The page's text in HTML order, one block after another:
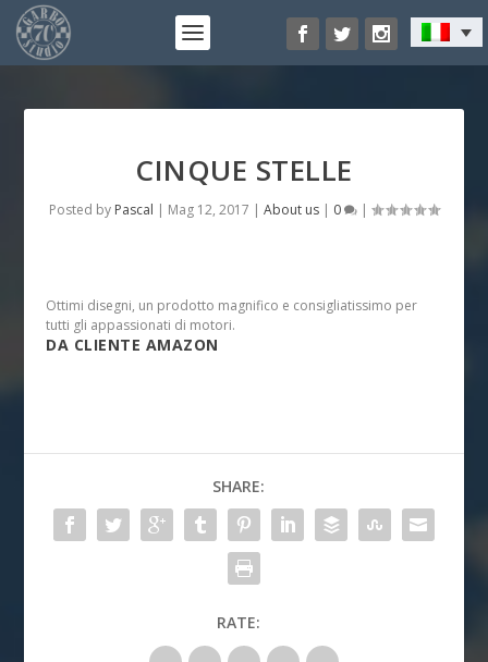
CINQUE STELLE
Posted by Pascal | Mag 12, 2017 | About us | 0 |
Ottimi disegni, un prodotto magnifico e consigliatissimo per
tutti gli appassionati di motori.
DA CLIENTE AMAZON
SHARE:
RATE: